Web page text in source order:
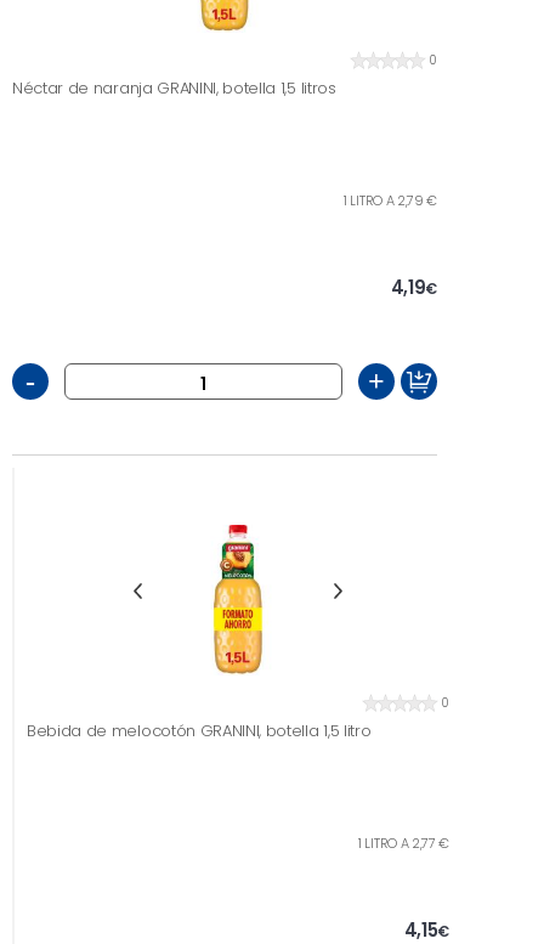
0
Néctar de naranja GRANINI, botella 1,5 litros
1 LITRO A 2,79 €
4,19€
- +
0
Bebida de melocotón GRANINI, botella 1,5 litro
1 LITRO A 2,77 €
4,15€